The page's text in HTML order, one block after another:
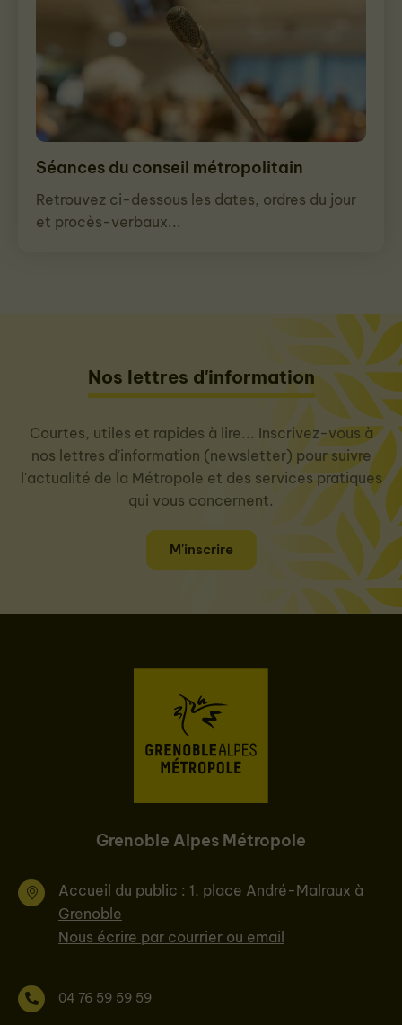
Séances du conseil métropolitain
Retrouvez ci-dessous les dates, ordres du jour
et procès-verbaux...
Nos lettres d'information
Courtes, utiles et rapides à lire... Inscrivez-vous à
nos lettres d'information (newsletter) pour suivre
l'actualité de la Métropole et des services pratiques
qui vous concernent.
M'inscrire
Grenoble Alpes Métropole
Accueil du public : 1, place André-Malraux à
Grenoble
Nous écrire par courrier ou email
04 76 59 59 59